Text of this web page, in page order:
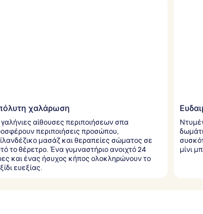
χαλάρωση
γαλήνιες αίθουσες περιποιήσεων σπα
περιποιήσεις προσώπου,
μασάζ και θεραπείες σώματος σε
το θέρετρο. Ένα γυμναστήριο ανοιχτό 24
και ένας ήσυχος κήπος ολοκληρώνουν το
ευεξίας.
μίνι